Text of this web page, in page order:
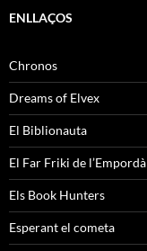
ENLLAÇOS
Chronos
Dreams of Elvex
El Biblionauta
El Far Friki de l’Empordà
Els Book Hunters
Esperant el cometa